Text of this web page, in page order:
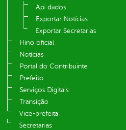
Api dados
Exportar Notícias
Exportar Secretarias
Hino oficial
Notícias
Portal do Contribuinte
Prefeito.
Serviços Digitais
Transição
Vice-prefeita.
Secretarias